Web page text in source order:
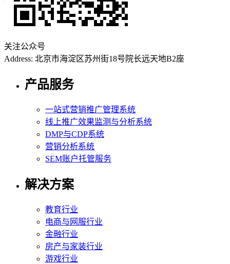
关注公众号
Address: 北京市海淀区苏州街18号院长远天地B2座
产品服务
一站式营销推广管理系统
线上推广效果监测与分析系统
DMP与CDP系统
营销分析系统
SEM账户托管服务
解决方案
教育行业
电商与网服行业
金融行业
房产与家装行业
游戏行业